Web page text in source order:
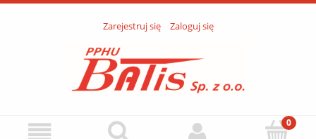
Zarejestruj się Zaloguj się